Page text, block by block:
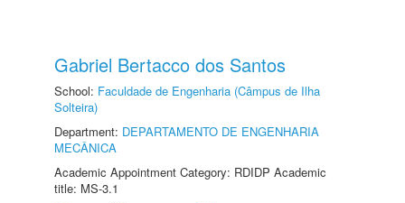
Gabriel Bertacco dos Santos
School: Faculdade de Engenharia (Câmpus de Ilha
Solteira)
Department: DEPARTAMENTO DE ENGENHARIA
MECÂNICA
Academic Appointment Category: RDIDP Academic
title: MS-3.1